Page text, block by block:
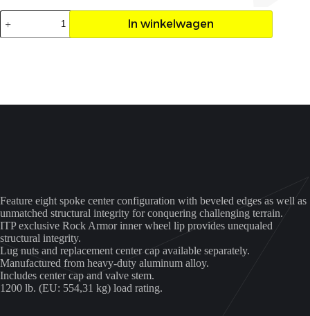
Velg
ITP
Tornado
In winkelwagen
Feature eight spoke center configuration with beveled edges as well as
unmatched structural integrity for conquering challenging terrain.
ITP exclusive Rock Armor inner wheel lip provides unequaled
structural integrity.
Lug nuts and replacement center cap available separately.
Manufactured from heavy-duty aluminum alloy.
Includes center cap and valve stem.
1200 lb. (EU: 554,31 kg) load rating.